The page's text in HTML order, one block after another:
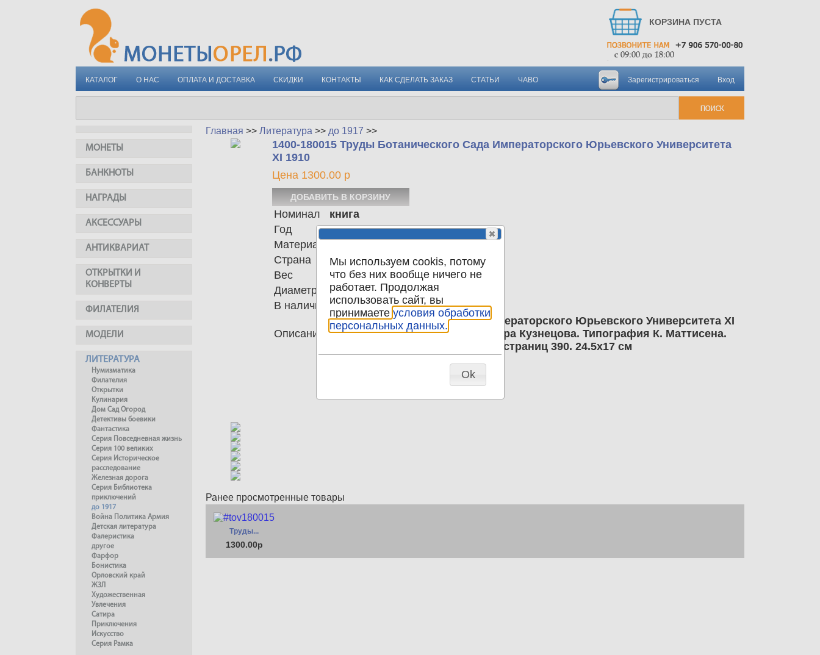
КОРЗИНА ПУСТА
КАТАЛОГ О НАС ОПЛАТА И ДОСТАВКА СКИДКИ КОНТАКТЫ КАК СДЕЛАТЬ ЗАКАЗ СТАТЬИ ЧАВО Вход
Зарегистрироваться
МОНЕТЫ
БАНКНОТЫ
НАГРАДЫ
АКСЕССУАРЫ
АНТИКВАРИАТ
ОТКРЫТКИ И
КОНВЕРТЫ
ФИЛАТЕЛИЯ
МОДЕЛИ
ЛИТЕРАТУРА
Нумизматика
Филателия
Открытки
Кулинария
Дом Сад Огород
Детективы боевики
Фантастика
Серия Повседневная жизнь
Серия 100 великих
Серия Историческое
расследование
Железная дорога
Серия Библиотека
приключений
до 1917
Война Политика Армия
Детская литература
Фалеристика
другое
Фарфор
Бонистика
Орловский край
ЖЗЛ
Художественная
Увлечения
Сатира
Приключения
Искусство
Серия Рамка
Главная >> Литература >> до 1917 >>
1400-180015 Труды Ботанического Сада Императорского Юрьевского Университета
XI 1910
Цена 1300.00 р
Номинал
книга
Год
1910
Материал
Страна
Российская империя
Вес
709.00
Диаметр
0.00
В наличии
1
Описание
Труды Ботанического Сада Императорского Юрьевского Университета XI
1910г. Под редакцией профессора Кузнецова. Типография К. Маттисена.
Твердый переплет. Количество страниц 390. 24.5х17 см
Ранее просмотренные товары
Труды...
1300.00р
Мы используем cookis, потому
что без них вообще ничего не
работает. Продолжая
использовать сайт, вы
принимаете условия обработки
персональных данных.
Ok